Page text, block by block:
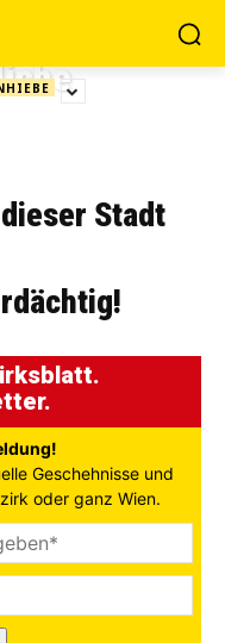
Stadt
Geschehnisse und
oder ganz Wien.